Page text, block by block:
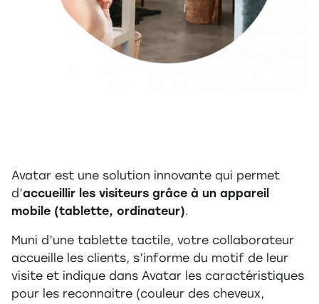
Avatar est une solution innovante qui permet
d’accueillir les visiteurs grâce à un appareil
mobile (tablette, ordinateur).
Muni d’une tablette tactile, votre collaborateur
accueille les clients, s’informe du motif de leur
visite et indique dans Avatar les caractéristiques
pour les reconnaitre (couleur des cheveux,